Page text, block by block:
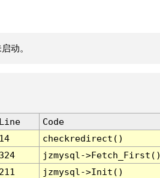
动。
Line
Code
14
checkredirect()
324
jzmysql-
211
jzmysql->Init()